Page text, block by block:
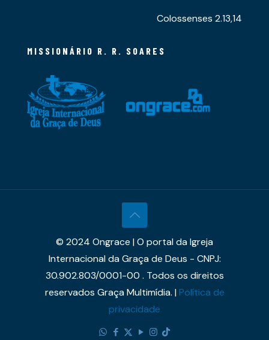
Colossenses 2.13,14
MISSIONÁRIO R. R. SOARES
© 2024 Ongrace | O portal da Igreja
Internacional da Graça de Deus - CNPJ:
30.902.803/0001-00 . Todos os direitos
reservados Graça Multimídia. |Política de
privacidade